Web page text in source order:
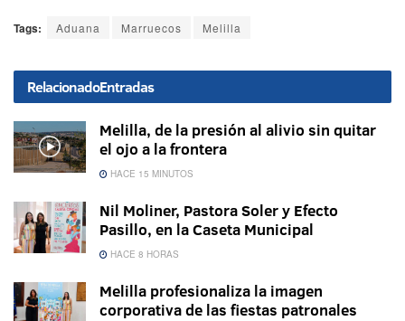
Tags: Aduana Marruecos Melilla
RelacionadoEntradas
Melilla, de la presión al alivio sin quitar
el ojo a la frontera
HACE 15 MINUTOS
Nil Moliner, Pastora Soler y Efecto
Pasillo, en la Caseta Municipal
HACE 8 HORAS
Melilla profesionaliza la imagen
corporativa de las fiestas patronales